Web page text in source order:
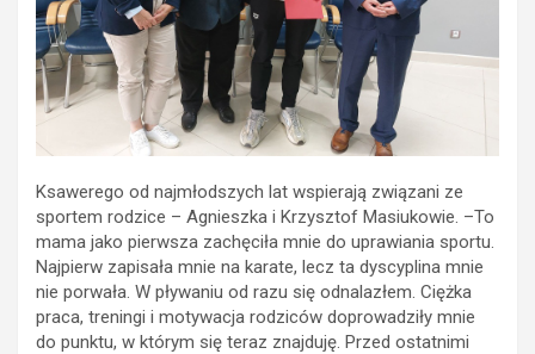
Ksawerego od najmłodszych lat wspierają związani ze
sportem rodzice – Agnieszka i Krzysztof Masiukowie. –To
mama jako pierwsza zachęciła mnie do uprawiania sportu.
Najpierw zapisała mnie na karate, lecz ta dyscyplina mnie
nie porwała. W pływaniu od razu się odnalazłem. Ciężka
praca, treningi i motywacja rodziców doprowadziły mnie
do punktu, w którym się teraz znajduję. Przed ostatnimi